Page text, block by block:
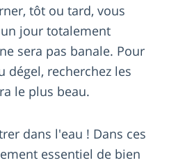
tôt ou tard, vous
jour totalement
sera pas banale. Pour
dégel, recherchez les
le plus beau.
dans l'eau ! Dans ces
essentiel de bien